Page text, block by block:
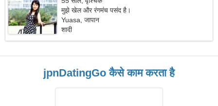
मुझे खेल और रंगमंच पसंद है।
Yuasa, जापान
शादी
jpnDatingGo कैसे काम करता है